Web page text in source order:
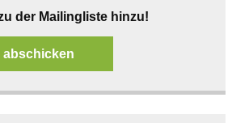
der Mailingliste hinzu!